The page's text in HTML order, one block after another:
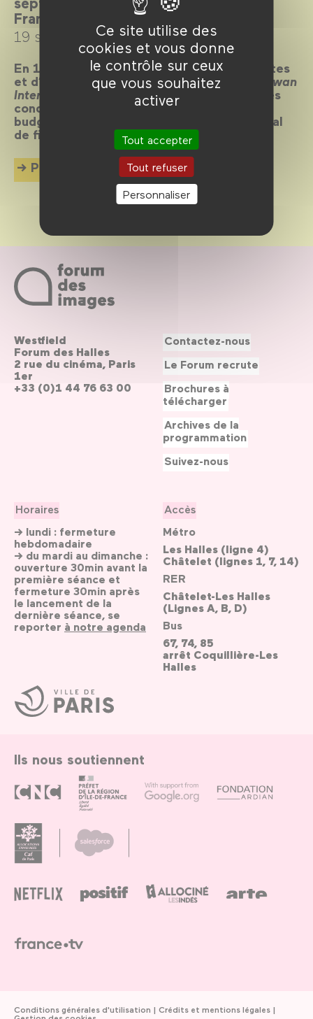
Ce site utilise des
cookies et vous donne
le contrôle sur ceux
que vous souhaitez
activer
Tout accepter
Tout refuser
Personnaliser
France.
19 septembre → 8 octobre 2023
En 1993, un groupe de réalisatrices, d’artistes
et d’universitaires organisait le premier T
aiwan
International Women’s Film Festival
avec des
conditions de projection médiocres et un
budget très limité. C’était le premier festival
de films de femmes en Asie…
Plus d'info
Ville
de
Paris
Westfield
Forum des Halles
2 rue du cinéma, Paris
1er
+33 (0)1 44 76 63 00
Horaires
→ lundi : fermeture
hebdomadaire
→ du mardi au dimanche :
ouverture 30min avant la
première séance et
fermeture 30min après
le lancement de la
dernière séance, se
reporter à notre agenda
Accès
Métro
Les Halles (ligne 4)
Châtelet (lignes 1, 7, 14)
RER
Châtelet-Les Halles
(Lignes A, B, D)
Bus
67, 74, 85
arrêt Coquillière-Les
Halles
Contactez-nous
Le Forum recrute
Brochures à
télécharger
Archives de la
programmation
Suivez-nous
Ils nous soutiennent
Conditions générales d'utilisation
Crédits et mentions légales